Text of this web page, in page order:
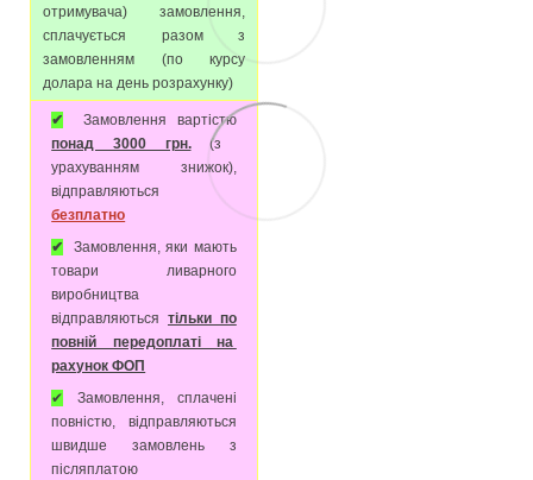
отримувача) замовлення,
сплачується разом з
замовленням (по курсу
долара на день розрахунку)
✔ Замовлення вартістю
понад 3000 грн.(з
урахуванням знижок),
відправляються
безплатно
✔
Замовлення, яки мають
товари ливарного
виробництва
відправляються тільки по
повній передоплаті на
рахунок ФОП
✔ Замовлення, сплачені
повністю, відправляються
швидше замовлень з
післяплатою